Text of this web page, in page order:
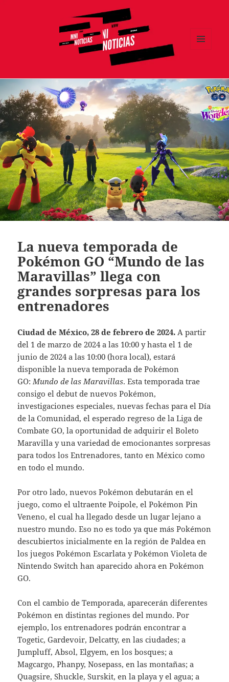
La nueva temporada de
Pokémon GO “Mundo de las
Maravillas” llega con
grandes sorpresas para los
entrenadores
Ciudad de México, 28 de febrero de 2024. A partir
del 1 de marzo de 2024 a las 10:00 y hasta el 1 de
junio de 2024 a las 10:00 (hora local), estará
disponible la nueva temporada de Pokémon
GO: Mundo de las Maravillas. Esta temporada trae
consigo el debut de nuevos Pokémon,
investigaciones especiales, nuevas fechas para el Día
de la Comunidad, el esperado regreso de la Liga de
Combate GO, la oportunidad de adquirir el Boleto
Maravilla y una variedad de emocionantes sorpresas
para todos los Entrenadores, tanto en México como
en todo el mundo.
Por otro lado, nuevos Pokémon debutarán en el
juego, como el ultraente Poipole, el Pokémon Pin
Veneno, el cual ha llegado desde un lugar lejano a
nuestro mundo. Eso no es todo ya que más Pokémon
descubiertos inicialmente en la región de Paldea en
los juegos Pokémon Escarlata y Pokémon Violeta de
Nintendo Switch han aparecido ahora en Pokémon
GO.
Con el cambio de Temporada, aparecerán diferentes
Pokémon en distintas regiones del mundo. Por
ejemplo, los entrenadores podrán encontrar a
Togetic, Gardevoir, Delcatty, en las ciudades; a
Jumpluff, Absol, Elgyem, en los bosques; a
Magcargo, Phanpy, Nosepass, en las montañas; a
Quagsire, Shuckle, Surskit, en la playa y el agua; a